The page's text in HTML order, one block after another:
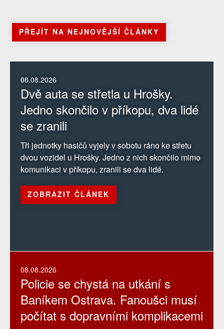
PŘEJÍT NA NEJNOVĚJŠÍ ČLÁNKY
08.08.2026
Dvě auta se střetla u Hrošky.
Jedno skončilo v příkopu, dva lidé
se zranili
Tři jednotky hasičů vyjely v sobotu ráno ke střetu
dvou vozidel u Hrošky. Jedno z nich skončilo mimo
komunikaci v příkopu, zranili se dva lidé.
ZOBRAZIT ČLÁNEK
08.08.2026
Policie se chystá na utkání s
Baníkem Ostrava. Fanoušci musí
počítat s dopravními komplikacemi